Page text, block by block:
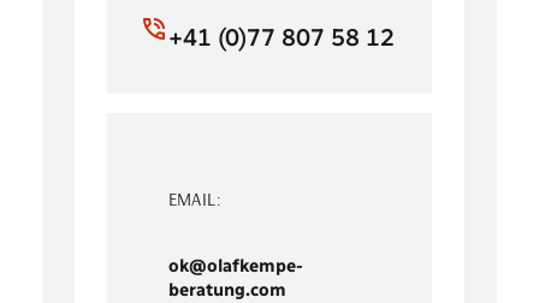
+41 (0)77 807 58 12
EMAIL:
ok@olafkempe-
beratung.com